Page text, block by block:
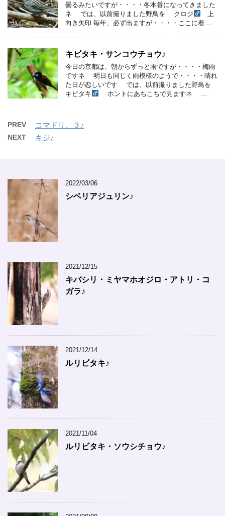
曇るみたいですが・・・・冬本番になってきました
ネ では、以前撮りました野鳥を クロジ
上
向き矢印 毎年、必ず出ますが・・・・ここに着 …
キビタキ・サンコウチョウ♪
今日の京都は、朝からずっと雨ですが・・・・梅雨
ですネ 明日も同じく雨模様のようで・・・・晴れ
た日が恋しいです では、以前撮りました野鳥を
キビタキ
ホントにあちこちで見ますネ …
PREV コマドリ、３♪
NEXT キジ♪
2022/03/06
シベリアジュリン♪
2021/12/15
キバシリ・ミヤマホオジロ・アトリ・コ
ガラ♪
2021/12/14
ルリビタキ♪
2021/11/04
ルリビタキ・ソウシチョウ♪